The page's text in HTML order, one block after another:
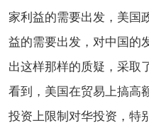
家利益的需要出发，美国
益的需要出发，对中国的
出这样那样的质疑，采取
看到，美国在贸易上搞高
投资上限制对华投资，特